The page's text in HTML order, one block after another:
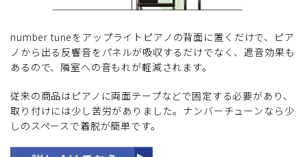
number tuneをアップライトピアノの背面に置くだけで、ピア
ノから出る反響音をパネルが吸収するだけでなく、遮音効果も
あるので、隣室への音もれが軽減されます。
従来の商品はピアノに両面テープなどで固定する必要があり、
取り付けには少し苦労がありました。ナンバーチューンなら少
しのスペースで着脱が簡単です。